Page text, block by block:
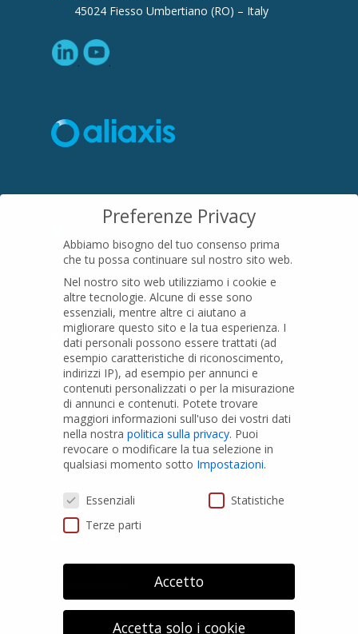
45024 Fiesso Umbertiano (RO) – Italy
16015 Casella (GE) – Italy
01079200299
PRODOTTI
Tubi PVC
Raccordi PVC
Tubi e Raccordi in PVC-A
Pozzi Artesiani
Privacy Policy
GDPR Personal data
Preferenze Privacy
Abbiamo bisogno del tuo consenso prima
che tu possa continuare sul nostro sito web.
Nel nostro sito web utilizziamo i cookie e
altre tecnologie. Alcune di esse sono
essenziali, mentre altre ci aiutano a
migliorare questo sito e la tua esperienza. I
dati personali possono essere trattati (ad
esempio caratteristiche di riconoscimento,
indirizzi IP), ad esempio per annunci e
contenuti personalizzati o per la misurazione
di annunci e contenuti. Potete trovare
maggiori informazioni sull'uso dei vostri dati
nella nostra politica sulla privacy. Puoi
revocare o modificare la tua selezione in
qualsiasi momento sotto Impostazioni.
Preferenze Privacy
Essenziali
Statistiche
Terze parti
Accetto
Accetta solo i cookie